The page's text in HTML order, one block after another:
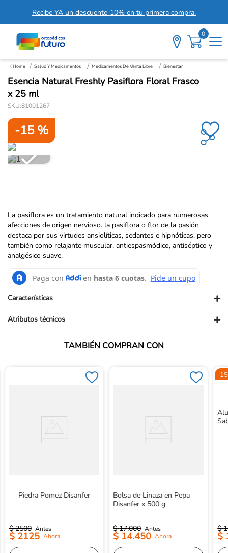
Recibe YA un descuento 10% en tu primera compra.
0
Salud Y Medicamentos Medicamentos De Venta Libre Bienestar
Esencia Natural Freshly Pasiflora Floral Frasco
x 25 ml
SKU:81001267
-15 %
La pasiflora es un tratamiento natural indicado para numerosas
afecciones de origen nervioso. la pasiflora o flor de la pasión
destaca por sus virtudes ansiolíticas, sedantes e hipnóticas, pero
también como relajante muscular, antiespasmódico, antiséptico y
analgésico suave.
Características +
Presentación comercial: UN
Atributos técnicos +
Vendedor: Ortopédicos Futuro
Garantía: Para conocer nuestra políticas de garantía, ingresa al
Términos y Condiciones: Para conocer nuestros términos y
ingresa al siguiente link:
https://www.ortopedicosfuturo.com/reversion-de-pago
TAMBIÉN COMPRAN CON
Piedra Pomez Disanfer
$ 2500
$ 2125
Bolsa de Linaza en Pepa
Disanfer x 500 g
$ 17.000
$ 14.450
-
$
$